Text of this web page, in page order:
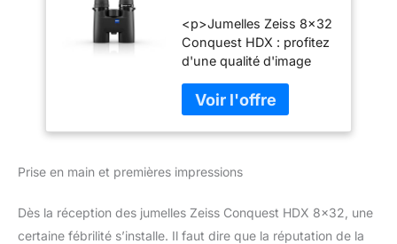
<p>Jumelles Zeiss 8x32
Conquest HDX : profitez
d'une qualité d'image
construction robuste
pour des observations
naturelles immersives.
Prise en main et premières impressions
Dès la réception des jumelles Zeiss Conquest HDX 8×32, une
certaine fébrilité s’installe. Il faut dire que la réputation de la